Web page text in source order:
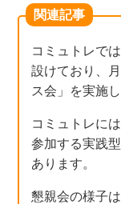
関連記事
コミュトレで
設けており、
ス会」を実施
コミュトレに
参加する実践
あります。
懇親会の様子